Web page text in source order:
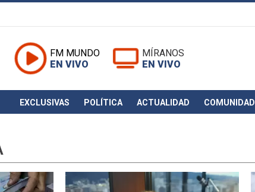
FM MUNDO
EN VIVO
MÍRANOS
EN VIVO
EXCLUSIVAS POLÍTICA ACTUALIDAD COMUNIDAD